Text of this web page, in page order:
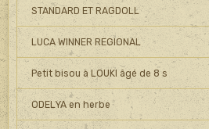
STANDARD ET RAGDOLL
LUCA WINNER REGIONAL
Petit bisou à LOUKI âgé de 8 s
ODELYA en herbe